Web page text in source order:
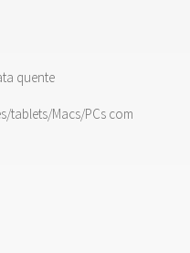
quente
tablets/Macs/PCs com